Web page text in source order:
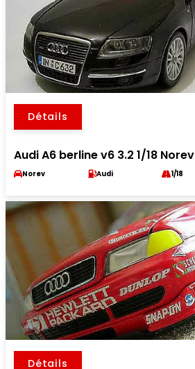
Détails
Audi A6 berline v6 3.2 1/18 Norev
Norev Audi 1/18
Détails